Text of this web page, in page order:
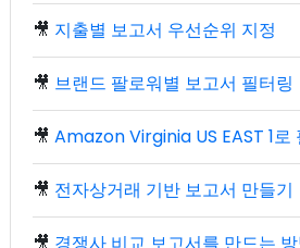
🎥 지출별 보고서 우선순위 지정
🎥 브랜드 팔로워별 보고서 필터링
🎥 Amazon Virginia US EAST 1로
🎥 전자상거래 기반 보고서 만들기